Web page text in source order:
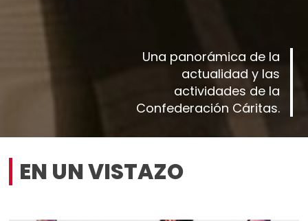
Una panorámica de la
actualidad y las
actividades de la
Confederación Cáritas.
EN UN VISTAZO